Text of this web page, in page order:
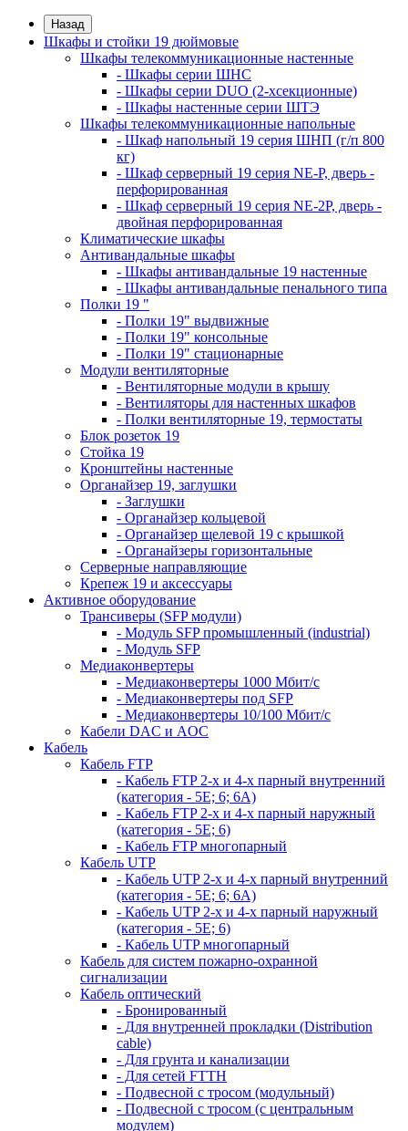
Назад
Шкафы и стойки 19 дюймовые
Шкафы телекоммуникационные настенные
- Шкафы серии ШНС
- Шкафы серии DUO (2-хсекционные)
- Шкафы настенные серии ШТЭ
Шкафы телекоммуникационные напольные
- Шкаф напольный 19 серия ШНП (г/п 800
кг)
- Шкаф серверный 19 серия NE-P, дверь -
перфорированная
- Шкаф серверный 19 серия NE-2P, дверь -
двойная перфорированная
Климатические шкафы
Антивандальные шкафы
- Шкафы антивандальные 19 настенные
- Шкафы антивандальные пенального типа
Полки 19 "
- Полки 19" выдвижные
- Полки 19" консольные
- Полки 19" стационарные
Модули вентиляторные
- Вентиляторные модули в крышу
- Вентиляторы для настенных шкафов
- Полки вентиляторные 19, термостаты
Блок розеток 19
Стойка 19
Кронштейны настенные
Органайзер 19, заглушки
- Заглушки
- Органайзер кольцевой
- Органайзер щелевой 19 с крышкой
- Органайзеры горизонтальные
Серверные направляющие
Крепеж 19 и аксессуары
Активное оборудование
Трансиверы (SFP модули)
- Модуль SFP промышленный (industrial)
- Модуль SFP
Медиаконвертеры
- Медиаконвертеры 1000 Мбит/с
- Медиаконвертеры под SFP
- Медиаконвертеры 10/100 Мбит/с
Кабели DAC и AOC
Кабель
Кабель FTP
- Кабель FTP 2-х и 4-х парный внутренний
(категория - 5Е; 6; 6А)
- Кабель FTP 2-х и 4-х парный наружный
(категория - 5Е; 6)
- Кабель FTP многопарный
Кабель UTP
- Кабель UTP 2-х и 4-х парный внутренний
(категория - 5Е; 6; 6А)
- Кабель UTP 2-х и 4-х парный наружный
(категория - 5Е; 6)
- Кабель UTP многопарный
Кабель для систем пожарно-охранной
сигнализации
Кабель оптический
- Бронированный
- Для внутренней прокладки (Distribution
cable)
- Для грунта и канализации
- Для сетей FTTH
- Подвесной с тросом (модульный)
- Подвесной с тросом (с центральным
модулем)